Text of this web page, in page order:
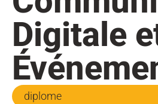
Digitale
diplome